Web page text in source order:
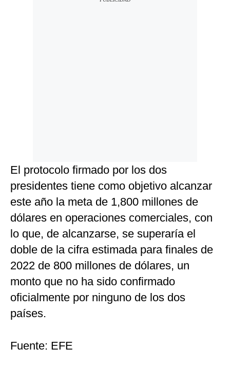
El protocolo firmado por los dos
presidentes tiene como objetivo alcanzar
este año la meta de 1,800 millones de
dólares en operaciones comerciales, con
lo que, de alcanzarse, se superaría el
doble de la cifra estimada para finales de
2022 de 800 millones de dólares, un
monto que no ha sido confirmado
oficialmente por ninguno de los dos
países.
Fuente: EFE